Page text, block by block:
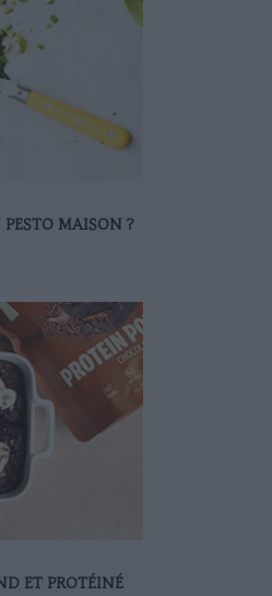
MAISON ?
ET PROTÉINÉ